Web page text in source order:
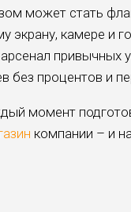
может стать
экрану, камере и
привычных
без процентов и
момент
компании – и